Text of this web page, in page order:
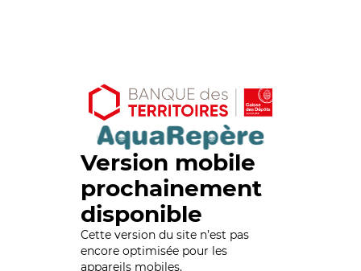
Version mobile
prochainement
disponible
Cette version du site n’est pas
encore optimisée pour les
appareils mobiles.